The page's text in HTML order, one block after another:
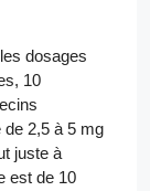
dosages
10
de 2,5 à 5 mg
juste à
est de 10